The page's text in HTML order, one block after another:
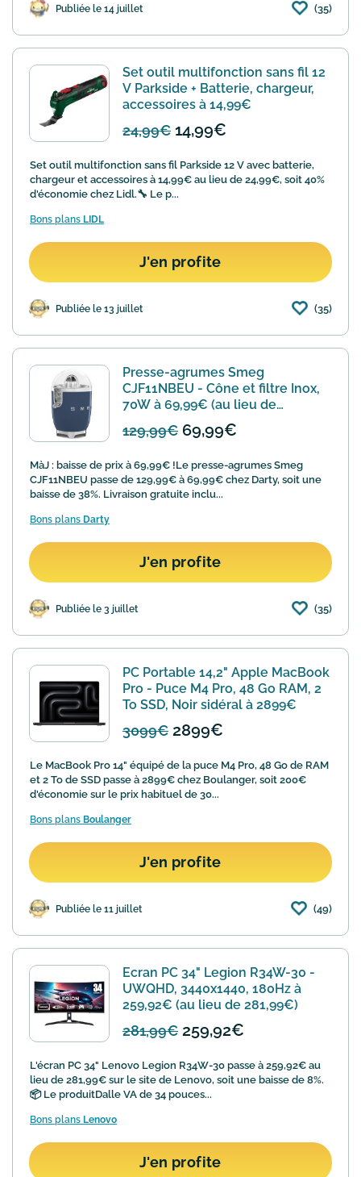
Publiée le 14 juillet (35)
Set outil multifonction sans fil 12
V Parkside + Batterie, chargeur,
accessoires à 14,99€
24,99€ 14,99€
Set outil multifonction sans fil Parkside 12 V avec batterie,
chargeur et accessoires à 14,99€ au lieu de 24,99€, soit 40%
d'économie chez Lidl.🔧 Le p...
Bons plans LIDL
J'en profite
Publiée le 13 juillet (35)
Presse-agrumes Smeg
CJF11NBEU - Cône et filtre Inox,
70W à 69,99€ (au lieu de
129,99€ 69,99€
MàJ : baisse de prix à 69,99€ !Le presse-agrumes Smeg
CJF11NBEU passe de 129,99€ à 69,99€ chez Darty, soit une
baisse de 38%. Livraison gratuite inclu...
Bons plans Darty
J'en profite
Publiée le 3 juillet (35)
PC Portable 14,2" Apple MacBook
Pro - Puce M4 Pro, 48 Go RAM, 2
To SSD, Noir sidéral à 2899€
3099€ 2899€
Le MacBook Pro 14" équipé de la puce M4 Pro, 48 Go de RAM
et 2 To de SSD passe à 2899€ chez Boulanger, soit 200€
d'économie sur le prix habituel de 30...
Bons plans Boulanger
J'en profite
Publiée le 11 juillet (49)
Ecran PC 34" Legion R34W-30 -
UWQHD, 3440x1440, 180Hz à
259,92€ (au lieu de 281,99€)
281,99€ 259,92€
L'écran PC 34" Lenovo Legion R34W-30 passe à 259,92€ au
lieu de 281,99€ sur le site de Lenovo, soit une baisse de 8%.
📦 Le produitDalle VA de 34 pouces...
Bons plans Lenovo
J'en profite